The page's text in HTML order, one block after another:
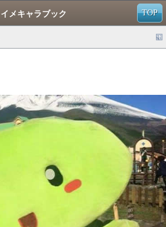
TOP
イメキャラブック